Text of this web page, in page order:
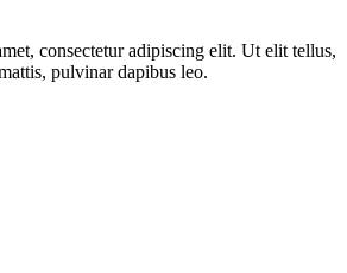
consectetur adipiscing elit. Ut elit tellus,
pulvinar dapibus leo.